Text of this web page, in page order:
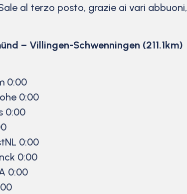
al terzo posto, grazie ai vari abbuoni,
– Villingen-Schwenningen (211.1km)
0:00
0:00
0:00
0:00
0:00
0:00